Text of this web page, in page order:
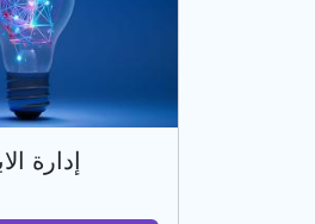
إدارة